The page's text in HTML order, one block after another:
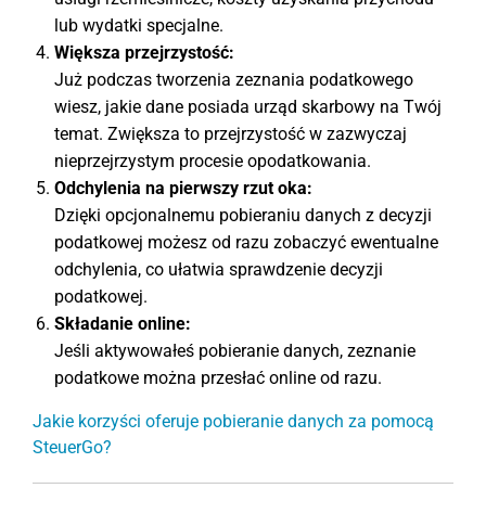
lub wydatki specjalne.
Większa przejrzystość:
Już podczas tworzenia zeznania podatkowego
wiesz, jakie dane posiada urząd skarbowy na Twój
temat. Zwiększa to przejrzystość w zazwyczaj
nieprzejrzystym procesie opodatkowania.
Odchylenia na pierwszy rzut oka:
Dzięki opcjonalnemu pobieraniu danych z decyzji
podatkowej możesz od razu zobaczyć ewentualne
odchylenia, co ułatwia sprawdzenie decyzji
podatkowej.
Składanie online:
Jeśli aktywowałeś pobieranie danych, zeznanie
podatkowe można przesłać online od razu.
Jakie korzyści oferuje pobieranie danych za pomocą
SteuerGo?